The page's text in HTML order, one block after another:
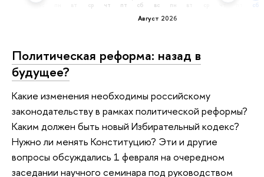
ср чт пт
Август 2026
сб вс пн сб
Политическая реформа: назад в
будущее?
Какие изменения необходимы российскому
законодательству в рамках политической реформы?
Каким должен быть новый Избирательный кодекс?
Нужно ли менять Конституцию? Эти и другие
вопросы обсуждались 1 февраля на очередном
заседании научного семинара под руководством